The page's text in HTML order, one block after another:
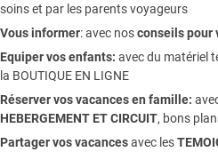
soins et par les parents voyageurs
Vous informer:avec nosconseils pour
Equiper vos enfants: avec du matériel
la BOUTIQUE EN LIGNE
Réserver vos vacances en famille:
HEBERGEMENT ET CIRCUIT, bons
Partager vos vacancesavec les